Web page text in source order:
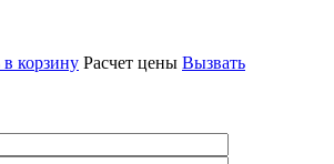
корзину Расчет цены Вызвать